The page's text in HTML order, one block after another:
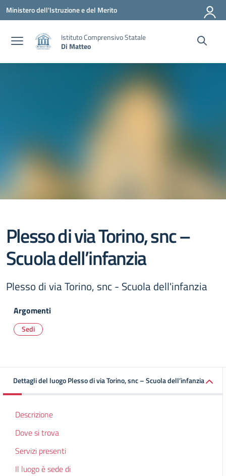
Vai ai contenuti
Vai al menu di navigazione
Vai al footer
Ministero dell'Istruzione e del Merito
Istituto Comprensivo Statale
Di Matteo
Plesso di via Torino, snc –
Scuola dell’infanzia
Plesso di via Torino, snc - Scuola dell'infanzia
Argomenti
Sedi
Dettagli del luogo Plesso di via Torino, snc – Scuola dell’infanzia
Descrizione
Dove si trova
Servizi presenti
Il luogo è sede di